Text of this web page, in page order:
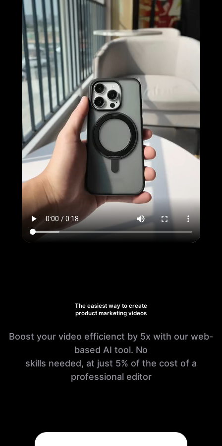
The easiest way to create
product marketing videos
Boost your video efficienct by 5x with our web-
based AI tool. No
skills needed, at just 5% of the cost of a
professional editor